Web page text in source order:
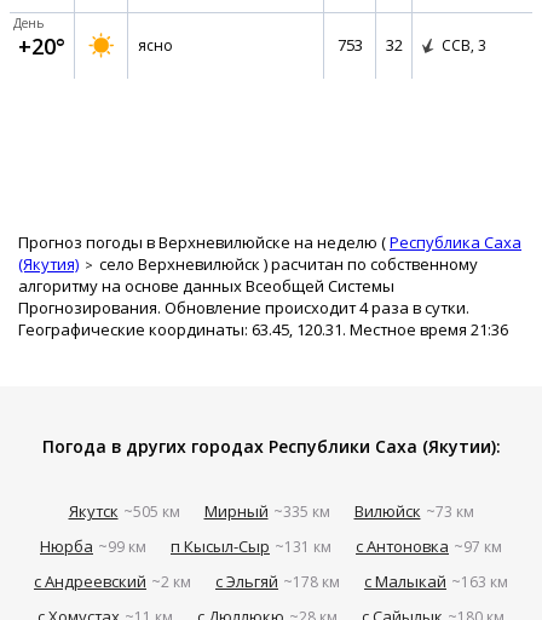
День
+20° ясно 753 32 ССВ, 3
Прогноз погоды в Верхневилюйске на неделю (Республика Саха
(Якутия)
село Верхневилюйск ) расчитан по собственному
алгоритму на основе данных Всеобщей Системы
Прогнозирования. Обновление происходит 4 раза в сутки.
Географические координаты: 63.45, 120.31. Местное время 21:36
Погода в других городах Республики Саха (Якутии):
Якутск ~505 км Мирный ~335 км Вилюйск ~73 км
Нюрба ~99 км п Кысыл-Сыр ~131 км с Антоновка ~97 км
с Андреевский ~2 км с Эльгяй ~178 км с Малыкай ~163 км